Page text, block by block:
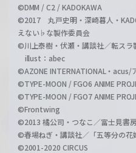
©DMM / C2 / KADOKAWA
©2017 丸戸史明・深崎暮人・
えない♭な製作委員会
©川上泰樹・伏瀬・講談社／転スラ
illust：abec
©AZONE INTERNATIONAL・acus/
©TYPE-MOON / FGO6 ANIME
©TYPE-MOON / FGO7 ANIME
©Frontwing
©2013 橘公司・つなこ／富士見書
©春場ねぎ・講談社／「五等分の花
©2001-2020 CIRCUS